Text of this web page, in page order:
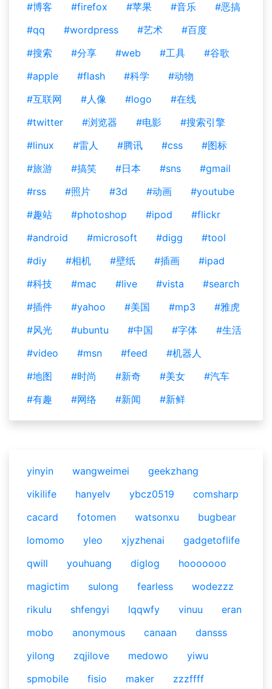
#博客
#firefox #苹果 #音乐
#恶搞
#qq
#wordpress #艺术
#百度
#搜索
#分享 #web #工具
#谷歌
#apple
#flash #科学
#动物
#互联网
#人像 #logo
#在线
#twitter
#浏览器 #电影
#搜索引擎
#linux
#雷人 #腾讯 #css
#图标
#旅游
#搞笑 #日本 #sns
#gmail
#rss
#照片 #3d #动画
#youtube
#趣站
#photoshop #ipod
#flickr
#android
#microsoft #digg
#tool
#diy
#相机 #壁纸 #插画
#ipad
#科技
#mac #live #vista
#search
#插件
#yahoo #美国 #mp3
#雅虎
#风光
#ubuntu #中国 #字体
#生活
#video
#msn #feed
#机器人
#地图
#时尚 #新奇 #美女
#汽车
#有趣
#网络 #新闻 #新鲜
yinyin wangweimei
geekzhang
vikilife
hanyelv ybcz0519
comsharp
cacard
fotomen watsonxu
bugbear
lomomo
yleo xjyzhenai
gadgetoflife
qwill
youhuang diglog
hooooooo
magictim
sulong fearless
wodezzz
rikulu
shfengyi lqqwfy vinuu
eran
mobo
anonymous canaan
dansss
yilong
zqjilove medowo
yiwu
spmobile
fisio maker
zzzffff